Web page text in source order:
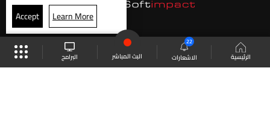
الرئيسية الاشعارات
22
البث المباشر البرامج
Accept Learn More
موقع البرامج الجدول البث المباشر